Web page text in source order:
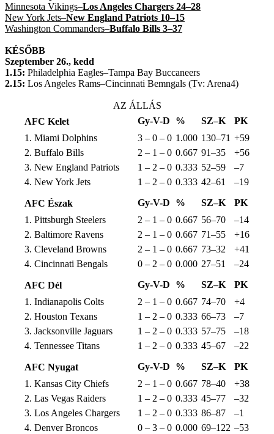
Minnesota Vikings–Los Angeles Chargers 24–28
New York Jets–New England Patriots 10–15
Washington Commanders–Buffalo Bills 3–37
KÉSŐBB
Szeptember 26., kedd
1.15: Philadelphia Eagles–Tampa Bay Buccaneers
2.15: Los Angeles Rams–Cincinnati Bemngals (Tv: Arena4)
AZ ÁLLÁS
AFC Kelet
Gy-V-D % SZ–K
PK
1. Miami Dolphins
3 – 0 – 0 1.000 130–71 +59
2. Buffalo Bills
2 – 1 – 0 0.667 91–35
+56
3. New England Patriots
1 – 2 – 0 0.333 52–59
–7
4. New York Jets
1 – 2 – 0 0.333 42–61 –19
AFC Észak Gy-V-D % SZ–K
PK
1. Pittsburgh Steelers
2 – 1 – 0 0.667 56–70
–14
2. Baltimore Ravens
2 – 1 – 0 0.667 71–55
+16
3. Cleveland Browns
2 – 1 – 0 0.667 73–32
+41
4. Cincinnati Bengals
0 – 2 – 0 0.000 27–51 –24
AFC Dél Gy-V-D % SZ–K
PK
1. Indianapolis Colts
2 – 1 – 0 0.667 74–70
+4
2. Houston Texans
1 – 2 – 0 0.333 66–73
–7
3. Jacksonville Jaguars
1 – 2 – 0 0.333 57–75
–18
4. Tennessee Titans
1 – 2 – 0 0.333 45–67 –22
AFC Nyugat Gy-V-D % SZ–K
PK
1. Kansas City Chiefs
2 – 1 – 0 0.667 78–40
+38
2. Las Vegas Raiders
1 – 2 – 0 0.333 45–77
–32
3. Los Angeles Chargers
1 – 2 – 0 0.333 86–87
–1
4. Denver Broncos
0 – 3 – 0 0.000 69–122 –53